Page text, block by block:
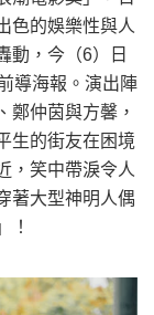
色的娛樂性與人
動，今（6）日
導海報。演出陣
鄭仲茵與方馨，
生的街友在困境
，笑中帶淚令人
著大型神明人偶
！